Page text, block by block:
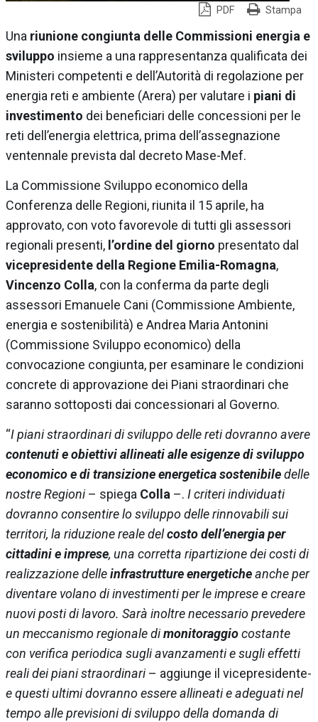
PDF Stampa
Una riunione congiunta delle Commissioni energia e
sviluppo insieme a una rappresentanza qualificata dei
Ministeri competenti e dell’Autorità di regolazione per
energia reti e ambiente (Arera) per valutare i piani di
investimento dei beneficiari delle concessioni per le
reti dell’energia elettrica, prima dell’assegnazione
ventennale prevista dal decreto Mase-Mef.
La Commissione Sviluppo economico della
Conferenza delle Regioni, riunita il 15 aprile, ha
approvato, con voto favorevole di tutti gli assessori
regionali presenti, l’ordine del giorno presentato dal
vicepresidente della Regione Emilia-Romagna,
Vincenzo Colla, con la conferma da parte degli
assessori Emanuele Cani (Commissione Ambiente,
energia e sostenibilità) e Andrea Maria Antonini
(Commissione Sviluppo economico) della
convocazione congiunta, per esaminare le condizioni
concrete di approvazione dei Piani straordinari che
saranno sottoposti dai concessionari al Governo.
“I piani straordinari di sviluppo delle reti dovranno avere
contenuti e obiettivi allineati alle esigenze di sviluppo
economico e di transizione energetica sostenibiledelle
nostre Regioni– spiega Colla –. I criteri individuati
dovranno consentire lo sviluppo delle rinnovabili sui
territori, la riduzione reale delcosto dell’energia per
cittadini e imprese, una corretta ripartizione dei costi di
realizzazione delleinfrastrutture energeticheanche per
diventare volano di investimenti per le imprese e creare
nuovi posti di lavoro. Sarà inoltre necessario prevedere
un meccanismo regionale dimonitoraggiocostante
con verifica periodica sugli avanzamenti e sugli effetti
reali dei piani straordinari– aggiunge il vicepresidente-
e questi ultimi dovranno essere allineati e adeguati nel
tempo alle previsioni di sviluppo della domanda di